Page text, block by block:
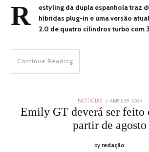
R
estyling da dupla espanhola traz
híbridas plug-in e uma versão
2.0 de quatro cilindros turbo com
Continue Reading
NOTICIAS
POSTED
ABRIL 29, 2024
Emily GT deverá ser feito
partir de agosto
by redação